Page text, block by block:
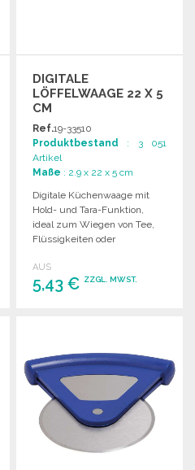
DIGITALE
LÖFFELWAAGE 22 X 5
CM
Ref.19-33510
Produktbestand : 3 051
Artikel
Maße : 2.9 x 22 x 5 cm
Digitale Küchenwaage mit
Hold- und Tara-Funktion,
ideal zum Wiegen von Tee,
Flüssigkeiten oder
leicht.
AUS
5,43 € ZZGL. MWST.